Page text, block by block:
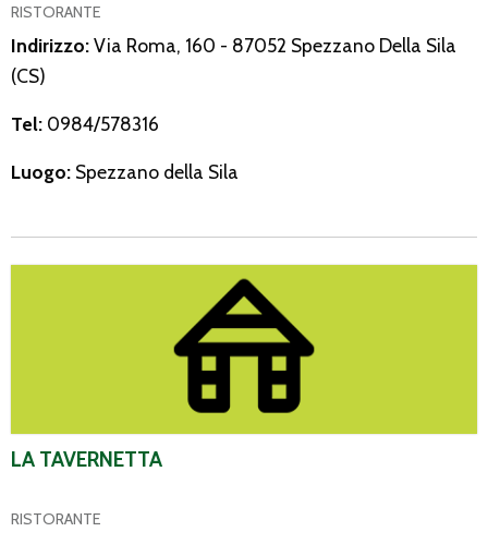
RISTORANTE
Indirizzo:Via Roma, 160 - 87052 Spezzano Della Sila
(CS)
Tel: 0984/578316
Luogo: Spezzano della Sila
LA TAVERNETTA
RISTORANTE